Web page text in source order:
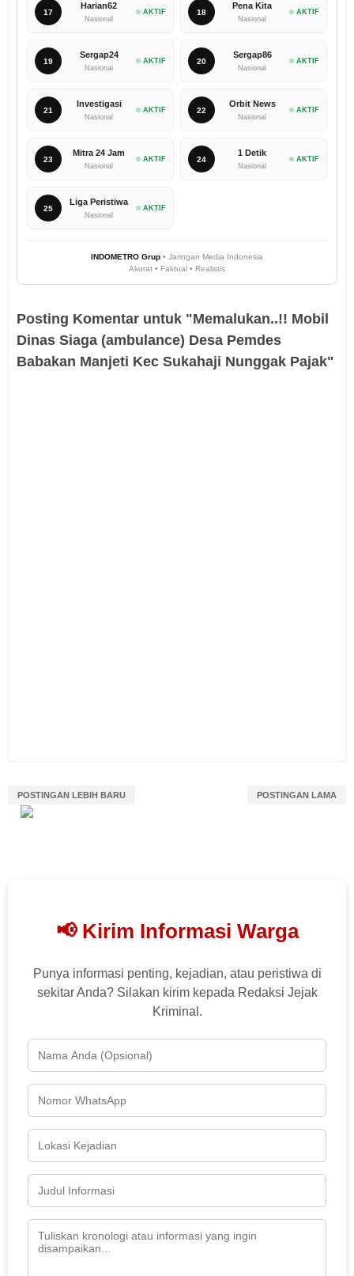
17
Harian62
Nasional
AKTIF 18
Pena Kita
Nasional
AKTIF
19
Sergap24
Nasional
AKTIF 20
Sergap86
Nasional
AKTIF
21
Investigasi
Nasional
AKTIF 22
Orbit News
Nasional
AKTIF
23
Mitra 24 Jam
Nasional
AKTIF 24
1 Detik
Nasional
AKTIF
25
Liga Peristiwa
Nasional
AKTIF
INDOMETRO Grup • Jaringan Media Indonesia
Akurat • Faktual • Realistis
Posting Komentar untuk "Memalukan..!! Mobil
Dinas Siaga (ambulance) Desa Pemdes
Babakan Manjeti Kec Sukahaji Nunggak Pajak"
POSTINGAN LEBIH BARU POSTINGAN LAMA
📢 Kirim Informasi Warga
Punya informasi penting, kejadian, atau peristiwa di
sekitar Anda? Silakan kirim kepada Redaksi Jejak
Kriminal.